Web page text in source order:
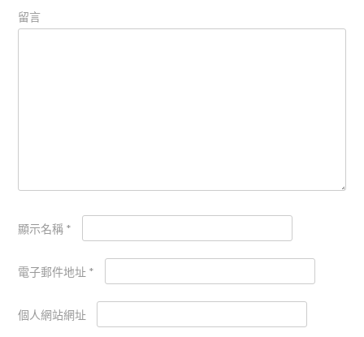
留言
顯示名稱 *
電子郵件地址 *
個人網站網址